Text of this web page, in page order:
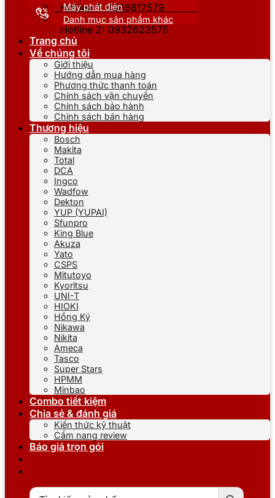
Hotline 1: 0866617579
Hotline 2: 0932623575
Máy phát điện
Danh mục sản phẩm khác
Trang chủ
Về chúng tôi
Giới thiệu
Hướng dẫn mua hàng
Phương thức thanh toán
Chính sách vận chuyển
Chính sách bảo hành
Chính sách bán hàng
Thương hiệu
Bosch
Makita
Total
DCA
Ingco
Wadfow
Dekton
YUP (YUPAI)
Sfunpro
King Blue
Akuza
Yato
CSPS
Mitutoyo
Kyoritsu
UNI-T
HIOKI
Hồng Ký
Nikawa
Nikita
Ameca
Tasco
Super Stars
HPMM
Minbao
Combo tiết kiệm
Chia sẻ & đánh giá
Kiến thức kỹ thuật
Cẩm nang review
Báo giá trọn gói